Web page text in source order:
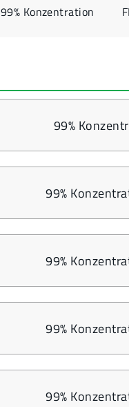
99% Konzentration
99%
99%
99%
99%
99%